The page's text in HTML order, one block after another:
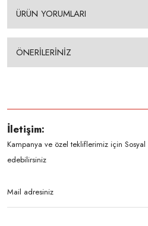
ÜRÜN YORUMLARI
ÖNERİLERİNİZ
İletişim:
Kampanya ve özel tekliflerimiz için Sosyal
edebilirsiniz